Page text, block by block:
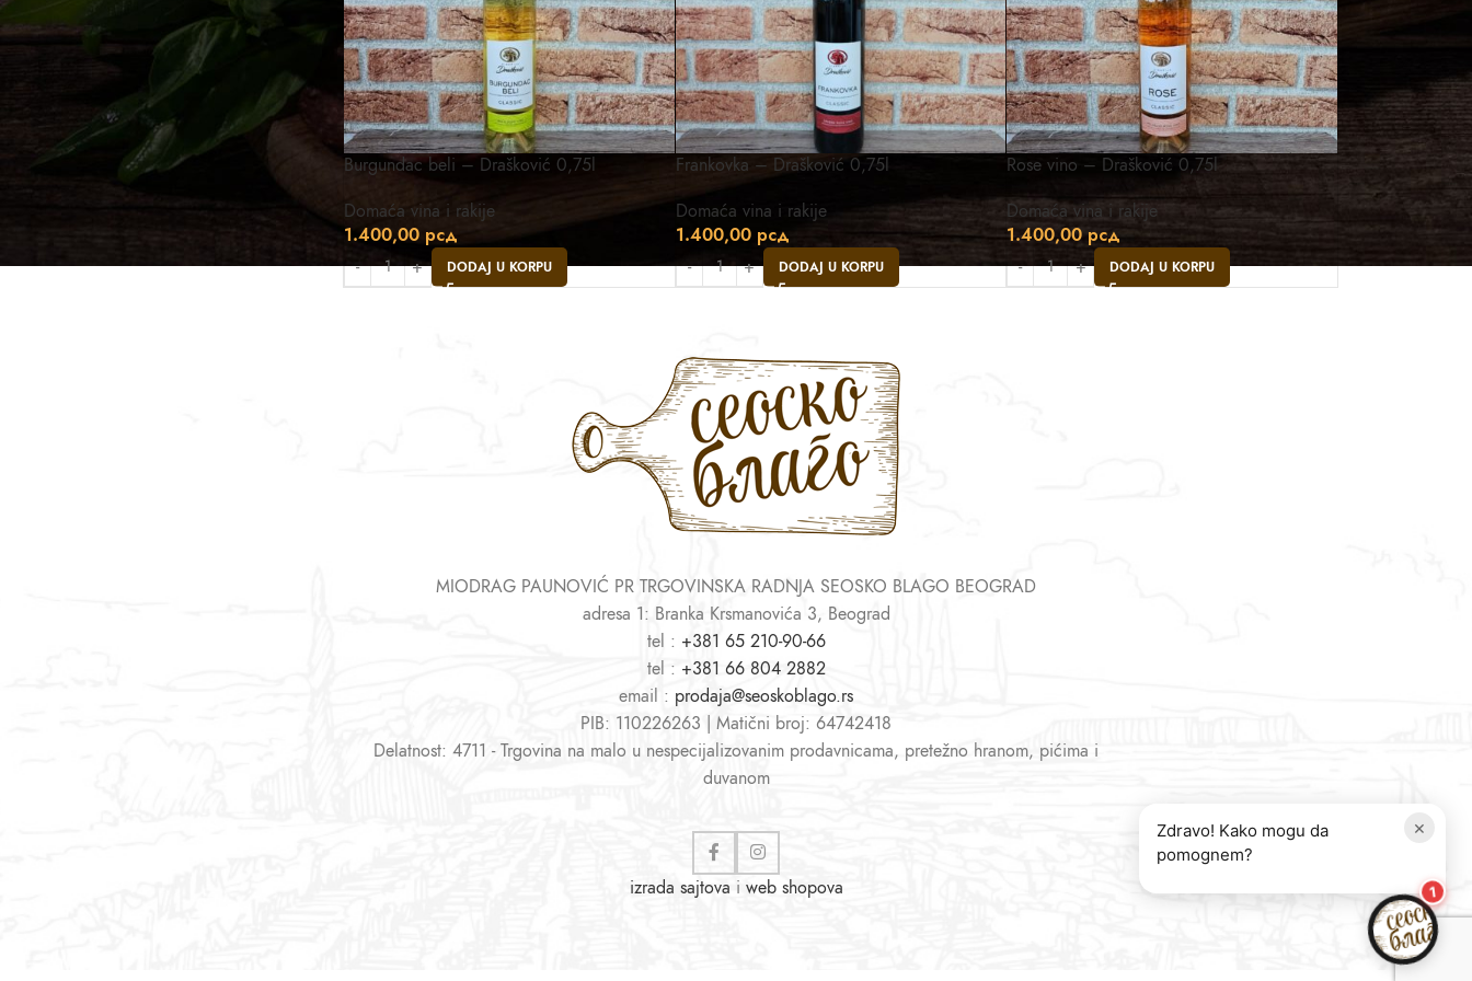
Burgundac beli – Drašković 0,75l
Domaća vina i rakije
1.400,00 рсд
DODAJ U KORPU
Frankovka – Drašković 0,75l
Domaća vina i rakije
1.400,00 рсд
DODAJ U KORPU
Rose vino – Drašković 0,75l
Domaća vina i rakije
1.400,00рсд
DODAJ U KORPU
MIODRAG PAUNOVIĆ PR TRGOVINSKA RADNJA SEOSKO BLAGO BEOGRAD
adresa 1: Branka Krsmanovića 3, Beograd
tel : +381 65 210-90-66
tel : +381 66 804 2882
email : prodaja@seoskoblago.rs
PIB: 110226263 | Matični broj: 64742418
Delatnost: 4711 - Trgovina na malo u nespecijalizovanim prodavnicama, pretežno hranom, pićima i
duvanom
izrada sajtova i web shopova
×
Zdravo! Kako mogu da
pomognem?
1
Asistent